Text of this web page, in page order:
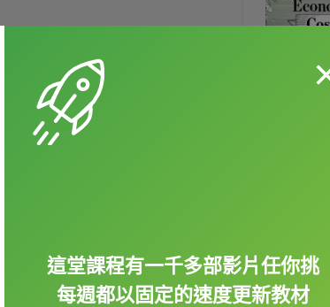
這堂課程有一千多部影片任你挑
每週都以固定的速度更新教材